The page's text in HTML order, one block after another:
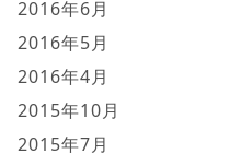
2016年6月
2016年5月
2016年4月
2015年10月
2015年7月